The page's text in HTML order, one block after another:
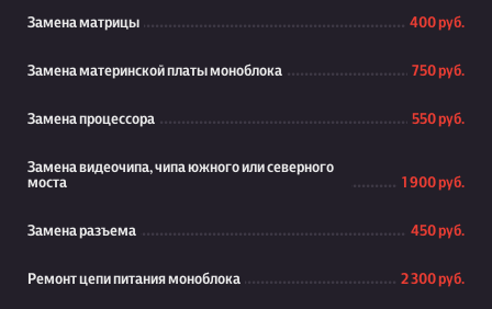
Замена матрицы 400 руб.
Замена материнской платы моноблока 750 руб.
Замена процессора 550 руб.
Замена видеочипа, чипа южного или северного
моста
1 900 руб.
Замена разъема 450 руб.
Ремонт цепи питания моноблока 2 300 руб.